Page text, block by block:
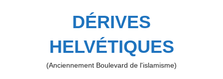
DÉRIVES
HELVÉTIQUES
(Anciennement Boulevard de l'islamisme)